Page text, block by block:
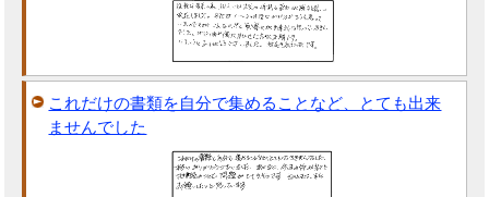
これだけの書類を自分で集めることなど、とても出来
ませんでした